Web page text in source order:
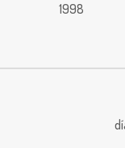
1998